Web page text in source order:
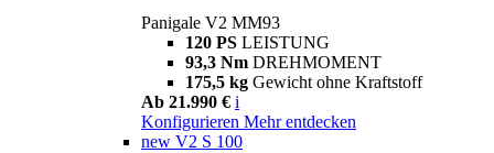
Panigale V2 MM93
120 PS LEISTUNG
93,3 Nm DREHMOMENT
175,5 kg Gewicht ohne Kraftstoff
Ab 21.990 € i
Konfigurieren Mehr entdecken
new V2 S 100